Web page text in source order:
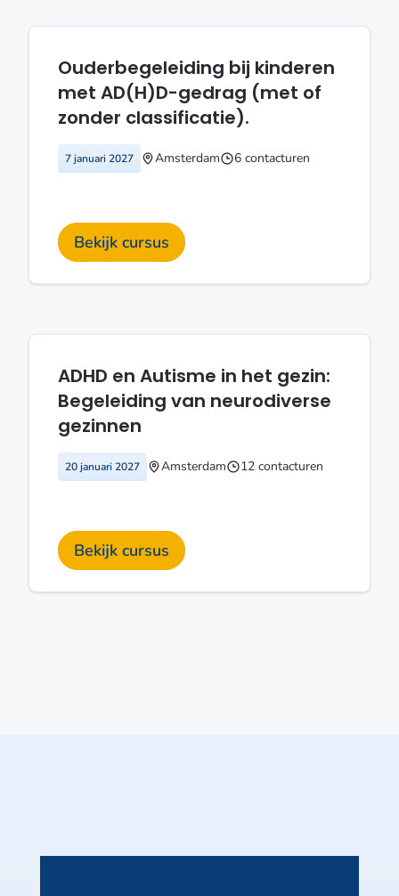
Ouderbegeleiding bij kinderen
met AD(H)D-gedrag (met of
zonder classificatie).
7 januari 2027 Amsterdam 6 contacturen
Bekijk cursus
ADHD en Autisme in het gezin:
Begeleiding van neurodiverse
gezinnen
20 januari 2027 Amsterdam 12 contacturen
Bekijk cursus